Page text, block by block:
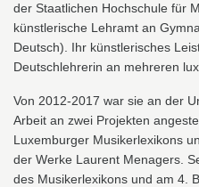
der Staatlichen Hochschule für
künstlerische Lehramt an
Deutsch). Ihr künstlerisches
Deutschlehrerin an mehreren
Von 2012-2017 war sie an der
Arbeit an zwei Projekten
Luxemburger Musikerlexikons
der Werke Laurent Menagers.
des Musikerlexikons und am 4.